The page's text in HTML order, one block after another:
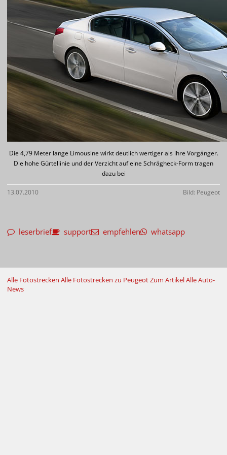
Die 4,79 Meter lange Limousine wirkt deutlich wertiger als ihre Vorgänger.
Die hohe Gürtellinie und der Verzicht auf eine Schrägheck-Form tragen
dazu bei
13.07.2010 Bild: Peugeot
leserbrief support empfehlen whatsapp
Alle Fotostrecken Alle Fotostrecken zu PeugeotZum ArtikelAlle Auto-
News